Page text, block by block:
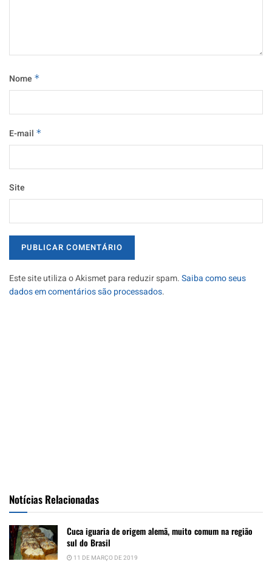
Nome *
E-mail *
Site
Este site utiliza o Akismet para reduzir spam.Saiba como seus
dados em comentários são processados.
Notícias Relacionadas
Cuca iguaria de origem alemã, muito comum na região
sul do Brasil
11 DE MARÇO DE 2019